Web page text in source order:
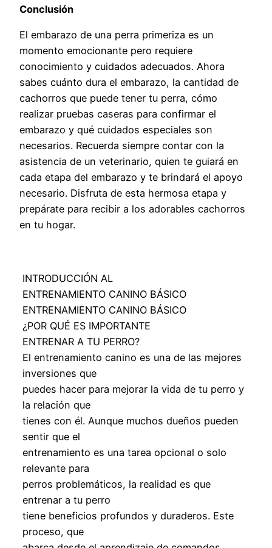
Conclusión
El embarazo de una perra primeriza es un
momento emocionante pero requiere
conocimiento y cuidados adecuados. Ahora
sabes cuánto dura el embarazo, la cantidad de
cachorros que puede tener tu perra, cómo
realizar pruebas caseras para confirmar el
embarazo y qué cuidados especiales son
necesarios. Recuerda siempre contar con la
asistencia de un veterinario, quien te guiará en
cada etapa del embarazo y te brindará el apoyo
necesario. Disfruta de esta hermosa etapa y
prepárate para recibir a los adorables cachorros
en tu hogar.
INTRODUCCIÓN AL
ENTRENAMIENTO CANINO BÁSICO
ENTRENAMIENTO CANINO BÁSICO
¿POR QUÉ ES IMPORTANTE
ENTRENAR A TU PERRO?
El entrenamiento canino es una de las mejores
inversiones que
puedes hacer para mejorar la vida de tu perro y
la relación que
tienes con él. Aunque muchos dueños pueden
sentir que el
entrenamiento es una tarea opcional o solo
relevante para
perros problemáticos, la realidad es que
entrenar a tu perro
tiene beneficios profundos y duraderos. Este
proceso, que